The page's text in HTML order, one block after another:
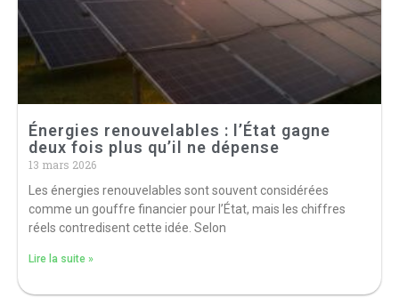
Énergies renouvelables : l’État gagne
deux fois plus qu’il ne dépense
13 mars 2026
Les énergies renouvelables sont souvent considérées
comme un gouffre financier pour l’État, mais les chiffres
réels contredisent cette idée. Selon
Lire la suite »